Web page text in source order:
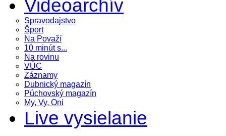
Videoarchív
Spravodajstvo
Šport
Na Považí
10 minút s...
Na rovinu
VÚC
Záznamy
Dubnický magazín
Púchovský magazín
My, Vy, Oni
Live vysielanie